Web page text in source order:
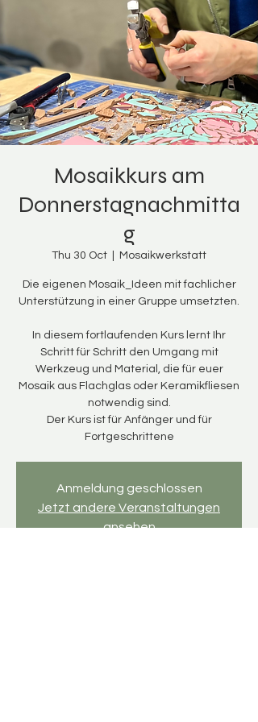
Mosaikkurs am
Donnerstagnachmitta
g
Thu 30 Oct Mosaikwerkstatt
Die eigenen Mosaik_Ideen mit fachlicher
Unterstützung in einer Gruppe umsetzten.
In diesem fortlaufenden Kurs lernt Ihr
Schritt für Schritt den Umgang mit
Werkzeug und Material, die für euer
Mosaik aus Flachglas oder Keramikfliesen
notwendig sind.
Der Kurs ist für Anfänger und für
Fortgeschrittene
Anmeldung geschlossen
Jetzt andere Veranstaltungen
ansehen